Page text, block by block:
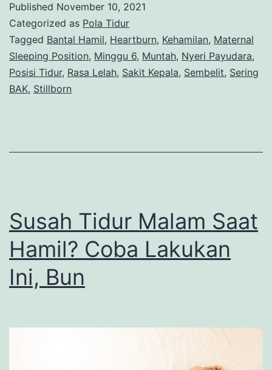
Aman
Untuk
Ibu
Published November 10, 2021
Categorized as Pola Tidur
Tagged Bantal Hamil, Heartburn, Kehamilan, Maternal
Sleeping Position, Minggu 6, Muntah, Nyeri Payudara,
Posisi Tidur, Rasa Lelah, Sakit Kepala, Sembelit, Sering
BAK, Stillborn
Susah Tidur Malam Saat
Hamil? Coba Lakukan
Ini, Bun